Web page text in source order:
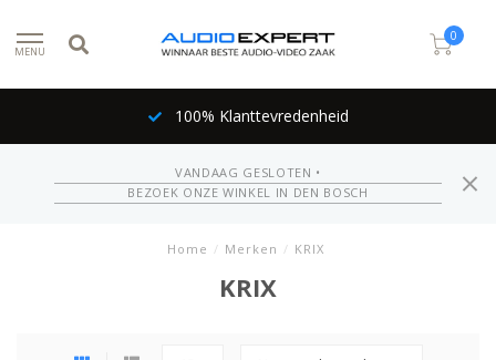
MENU
0
100% Klanttevredenheid
VANDAAG GESLOTEN •
BEZOEK ONZE WINKEL IN DEN BOSCH
Home / Merken / KRIX
KRIX